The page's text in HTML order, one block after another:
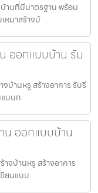
บ้านที่มีมาตรฐาน พร้อม
หมาสร้างบ้
ออกแบบบ้าน รับ
บ้านหรู สร้างอาคาร รับรี
แบบก
น ออกแบบบ้าน
งบ้านหรู สร้างอาคาร
ยนแบบ